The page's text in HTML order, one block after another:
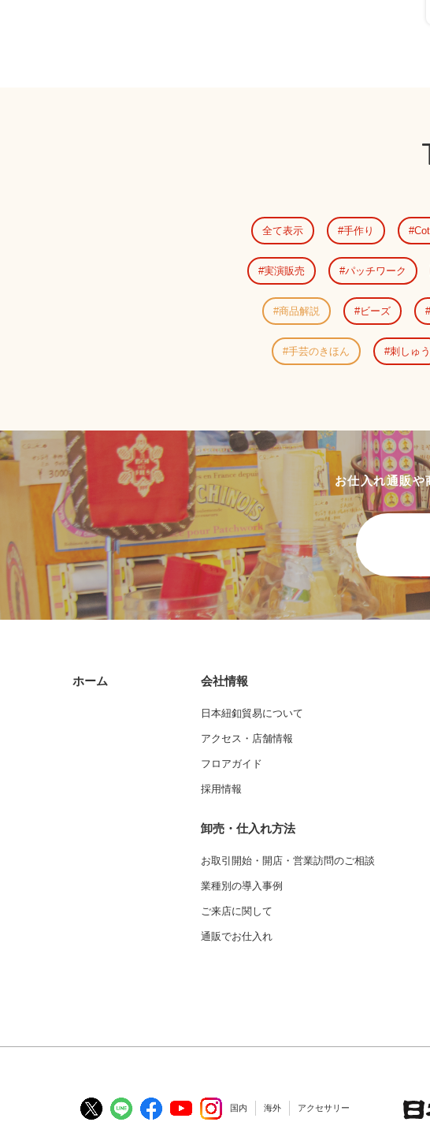
全て表示 手作り
実演販売 パッチワーク
商品解説 ビーズ
手芸のきほん 刺しゅう
お仕入れ通販
ホーム 会社情報
日本紐釦貿易について
アクセス・店舗情報
フロアガイド
採用情報
卸売・仕入れ方法
お取引開始・開店・営業訪問のご相談
業種別の導入事例
ご来店に関して
通販でお仕入れ
国内 海外 アクセサリー